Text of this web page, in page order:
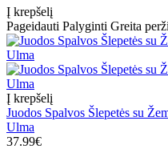
Į krepšelį
Pageidauti Palyginti Greita
Į krepšelį
Juodos Spalvos Šlepetės su
Ulma
37.99€